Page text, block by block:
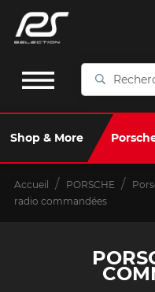
produit...
Shop & More
Accueil PORSCHE
radio commandées